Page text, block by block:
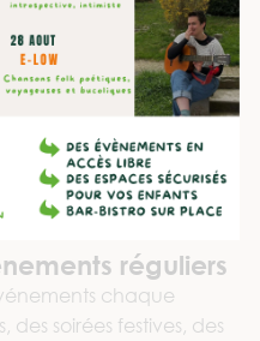
réguliers
chaque
soirées festives, des